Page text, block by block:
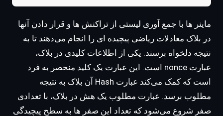
ماینر ها با جمع آوری لیستی از تراکنش ها و قرار دادن آنها
در بلاک معادلات ریاضی پیچیده ای را انجام می‌دهند تا به
نتیجه دلخواه برسند. یکی از اطلاعات کلیدی در بلاک،
عبارت nonce است. این عبارت یک کلید منحصر به فرد
است که کمک می‌کند عبارت Hash آن بلاک به نتیجه
مطلوب برسد. عبارت مطلوب یک هش در بلاک، با تعدادی
صفر شروع می‌شود که تعداد این صفر ها به سطح پیچیدگی